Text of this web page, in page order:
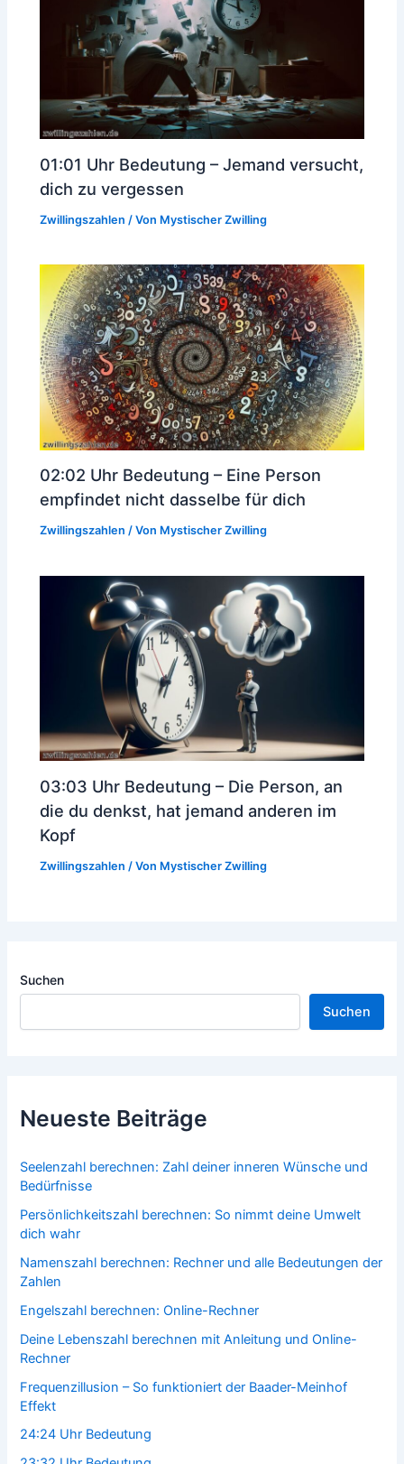
01:01 Uhr Bedeutung – Jemand versucht,
dich zu vergessen
Zwillingszahlen / Von Mystischer Zwilling
02:02 Uhr Bedeutung – Eine Person
empfindet nicht dasselbe für dich
Zwillingszahlen / Von Mystischer Zwilling
03:03 Uhr Bedeutung – Die Person, an
die du denkst, hat jemand anderen im
Kopf
Zwillingszahlen / Von Mystischer Zwilling
Suchen
Suchen
Neueste Beiträge
Seelenzahl berechnen: Zahl deiner inneren Wünsche und
Bedürfnisse
Persönlichkeitszahl berechnen: So nimmt deine Umwelt
dich wahr
Namenszahl berechnen: Rechner und alle Bedeutungen der
Zahlen
Engelszahl berechnen: Online-Rechner
Deine Lebenszahl berechnen mit Anleitung und Online-
Rechner
Frequenzillusion – So funktioniert der Baader-Meinhof
Effekt
24:24 Uhr Bedeutung